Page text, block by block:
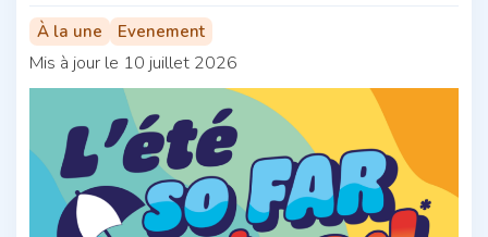
À la une Evenement
Mis à jour le 10 juillet 2026